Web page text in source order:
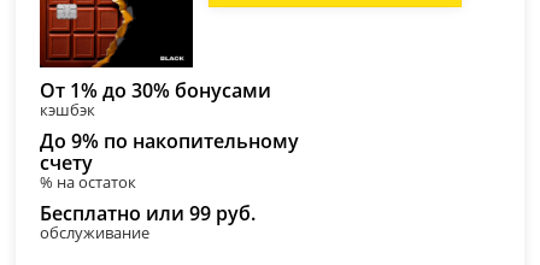
От 1% до 30% бонусами
кэшбэк
До 9% по накопительному
счету
% на остаток
Бесплатно или 99 руб.
обслуживание